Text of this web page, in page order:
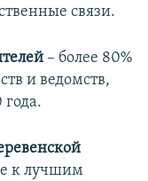
связи.
– более 80%
и ведомств,
года.
к лучшим